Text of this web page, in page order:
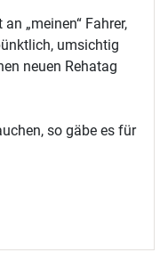
„meinen“ Fahrer,
umsichtig
neuen Rehatag
so gäbe es für